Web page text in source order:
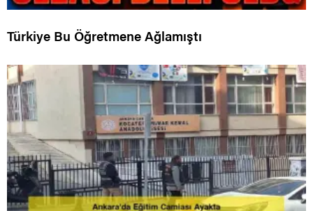
Türkiye Bu Öğretmene Ağlamıştı